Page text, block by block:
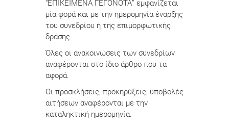
“ΕΠΙΚΕΙΜΕΝΑ ΓΕΓΟΝΟΤΑ” εμφανίζεται
μία φορά και με την ημερομηνία έναρξης
του συνεδρίου ή της επιμορφωτικής
δράσης.
Όλες οι ανακοινώσεις των συνεδρίων
αναφέρονται στο ίδιο άρθρο που τα
αφορά.
Οι προσκλήσεις, προκηρύξεις, υποβολές
αιτήσεων αναφέρονται με την
καταληκτική ημερομηνία.